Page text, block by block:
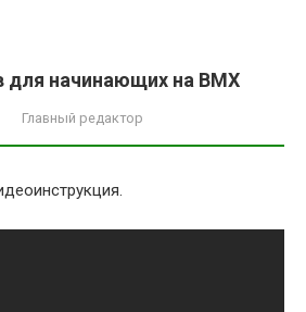
для начинающих на BMX
Главный редактор